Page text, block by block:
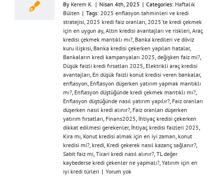
By Kerem K. | Nisan 4th, 2025 | Categories: Haftalık
Bülten | Tags: 2025 enflasyon tahminleri ve kredi
stratejisi, 2025 kredi faiz oranları, 2025'te kredi çekmek
için en uygun ay, Altın kredisi avantajları ve riskleri, Araç
kredisi çekmek mantıklı mı?, Banka kredileri ve döviz
kuru ilişkisi, Banka kredisi çekerken yapılan hatalar,
Bankaların kredi kampanyaları 2025, değişken faiz mi?,
Düşük faizli kredi fırsatları 2025, Elektrikli araç kredisi
avantajları, En düşük faizli konut kredisi veren bankalar,
enflasyon, Enflasyon düşerken yatırım yapmak mantıklı
mı?, Enflasyon düştüğünde kredi çekmek mantıklı mı?,
Enflasyon düştüğünde nasıl yatırım yapılır?, Faiz oranları
düşerken nasıl kredi alınır?, Faiz oranları düşerken
yatırım fırsatları, Finans2025, İhtiyaç kredisi çekerken
dikkat edilmesi gerekenler, İhtiyaç kredisi faizleri 2025,
Kira mı, Konut kredisi almak için en iyi zaman, konut
kredisi mi?, kredi, Kredi çekerek nasıl kazanç sağlanır?,
Sabit faiz mi, Ticari kredi nasıl alınır?, TL değer
kaybederse kredi çekenler ne yapmalı?, Yatırım için en
iyi kredi türleri | Yorum yok